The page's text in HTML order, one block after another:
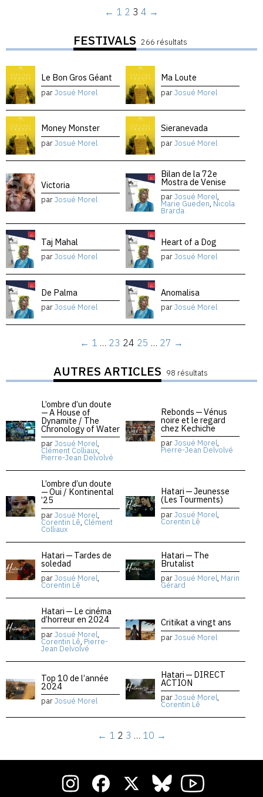
← 1 2 3 4 →
FESTIVALS 266 résultats
Le Bon Gros Géant
parJosué Morel
Ma Loute
parJosué Morel
Money Monster
parJosué Morel
Sieranevada
parJosué Morel
Victoria
parJosué Morel
Bilan de la 72e
Mostra de Venise
parJosué Morel,
Marie Gueden, Nicola
Brarda
Taj Mahal
parJosué Morel
Heart of a Dog
parJosué Morel
De Palma
parJosué Morel
Anomalisa
parJosué Morel
← 1 … 23 24 25 … 27 →
AUTRES ARTICLES 98 résultats
L’ombre d’un doute
— A House of
Dynamite / The
Chronology of Water
parJosué Morel,
Clément Colliaux,
Pierre-Jean Delvolvé
Rebonds — Vénus
noire et le regard
chez Kechiche
parJosué Morel,
Pierre-Jean Delvolvé
L’ombre d’un doute
— Oui / Kontinental
’25
parJosué Morel,
Corentin Lê, Clément
Colliaux
Hatari — Jeunesse
(Les Tourments)
parJosué Morel,
Corentin Lê
Hatari — Tardes de
soledad
parJosué Morel,
Corentin Lê
Hatari — The
Brutalist
parJosué Morel, Marin
Gérard
Hatari — Le cinéma
d’horreur en 2024
parJosué Morel,
Corentin Lê, Pierre-
Jean Delvolvé
Critikat a vingt ans
parJosué Morel
Top 10 de l’année
2024
parJosué Morel
Hatari — DIRECT
ACTION
parJosué Morel,
Corentin Lê
← 1 2 3 … 10 →